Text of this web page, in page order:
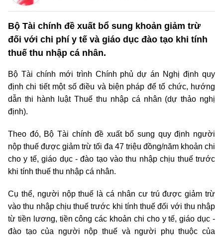
Bộ Tài chính đề xuất bổ sung khoản giảm trừ
đối với chi phí y tế và giáo dục đào tạo khi tính
thuế thu nhập cá nhân.
Bộ Tài chính mới trình Chính phủ dự án Nghị định quy
định chi tiết một số điều và biện pháp để tổ chức, hướng
dẫn thi hành luật Thuế thu nhập cá nhân (dự thảo nghị
định).
Theo đó, Bộ Tài chính đề xuất bổ sung quy định người
nộp thuế được giảm trừ tối đa 47 triệu đồng/năm khoản chi
cho y tế, giáo dục - đào tạo vào thu nhập chịu thuế trước
khi tính thuế thu nhập cá nhân.
Cụ thể, người nộp thuế là cá nhân cư trú được giảm trừ
vào thu nhập chịu thuế trước khi tính thuế đối với thu nhập
từ tiền lương, tiền công các khoản chi cho y tế, giáo dục -
đào tạo của người nộp thuế và người phụ thuộc của